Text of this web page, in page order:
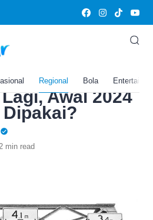
Regional Bola
Proyek
Karawang Ini
Kini
Awal 2024
min read